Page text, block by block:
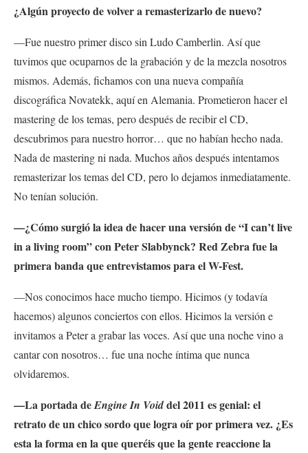
¿Algún proyecto de volver a remasterizarlo de nuevo?
—Fue nuestro primer disco sin Ludo Camberlin. Así que
tuvimos que ocuparnos de la grabación y de la mezcla nosotros
mismos. Además, fichamos con una nueva compañía
discográfica Novatekk, aquí en Alemania. Prometieron hacer el
mastering de los temas, pero después de recibir el CD,
descubrimos para nuestro horror… que no habían hecho nada.
Nada de mastering ni nada. Muchos años después intentamos
remasterizar los temas del CD, pero lo dejamos inmediatamente.
No tenían solución.
—¿Cómo surgió la idea de hacer una versión de “I can’t live
in a living room” con Peter Slabbynck? Red Zebra fue la
primera banda que entrevistamos para el W-Fest.
—Nos conocimos hace mucho tiempo. Hicimos (y todavía
hacemos) algunos conciertos con ellos. Hicimos la versión e
invitamos a Peter a grabar las voces. Así que una noche vino a
cantar con nosotros… fue una noche íntima que nunca
olvidaremos.
—La portada deEngine In Voiddel 2011 es genial: el
retrato de un chico sordo que logra oír por primera vez. ¿Es
esta la forma en la que queréis que la gente reaccione la